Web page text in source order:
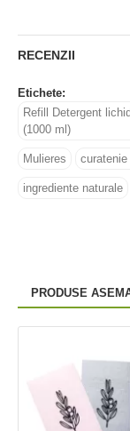
RECENZII
Etichete:
Refill Detergent
(1000 ml)
Mulieres
ingrediente naturale
PRODUSE